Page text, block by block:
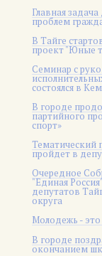
Главная
проблем
В Тайге
проект "Юные
Семинар с
состоялся в
В городе
партийного
спорт»
Тематический
пройдет в
Очередное
"Единая
депутатов
округа
Молодежь -
В городе
окончанием